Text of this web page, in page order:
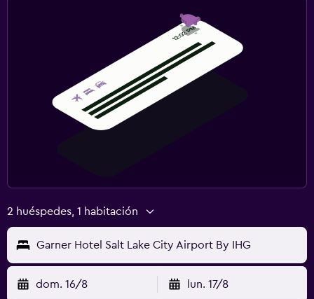
2 huéspedes, 1 habitación
Garner Hotel Salt Lake City Airport By IHG
dom. 16/8 lun. 17/8